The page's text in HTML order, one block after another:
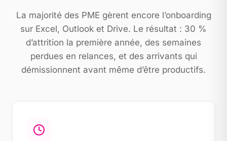
La majorité des PME gèrent encore l’onboarding
sur Excel, Outlook et Drive. Le résultat : 30 %
d’attrition la première année, des semaines
perdues en relances, et des arrivants qui
démissionnent avant même d’être productifs.